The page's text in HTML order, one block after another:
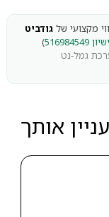
מקצועי של גודביט
516984549
)
על מערכת גמל-נט
אותך